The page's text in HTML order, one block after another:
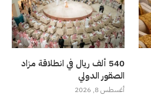
540 ألف ريال في انطلاقة مزاد
الصقور الدولي
أغسطس 8, 2026